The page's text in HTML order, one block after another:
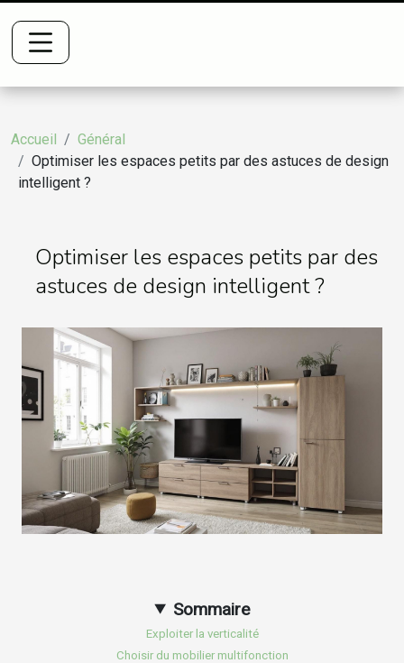
Accueil
Général
Optimiser les espaces petits par des astuces de design
intelligent ?
Optimiser les espaces petits par des
astuces de design intelligent ?
Sommaire
Exploiter la verticalité
Choisir du mobilier multifonction